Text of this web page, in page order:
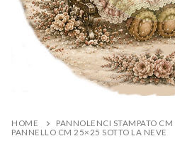
HOME PANNOLENCI STAMPATO
PANNELLO CM 25×25 SOTTO LA NEVE